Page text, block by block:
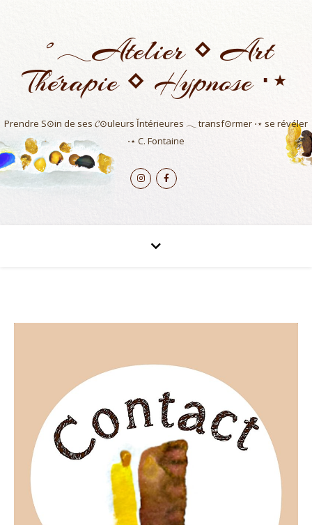
˚𓂃Atelier ⋄ Art
Thérapie ⋄ Hypnose ⋅⋆
Prendre S⊙in de ses 𝓒⊙uleurs Ĭntérieures 𓂃 transf⊙rmer ⋅⋆ se révéler
⋅⋆ C. Fontaine